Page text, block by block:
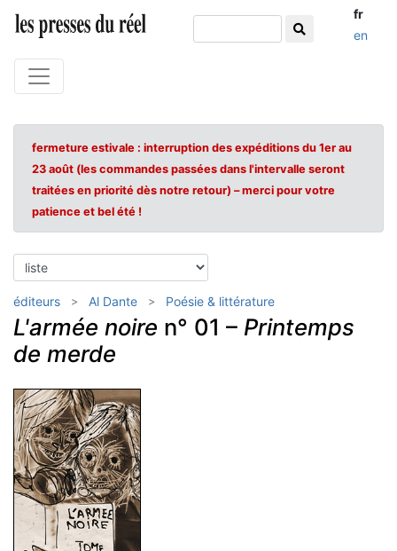
fr
en
fermeture estivale : interruption des expéditions du 1er au
23 août (les commandes passées dans l'intervalle seront
traitées en priorité dès notre retour) – merci pour votre
patience et bel été !
éditeurs Al Dante Poésie & littérature
L'armée noire n° 01 – Printemps
de merde